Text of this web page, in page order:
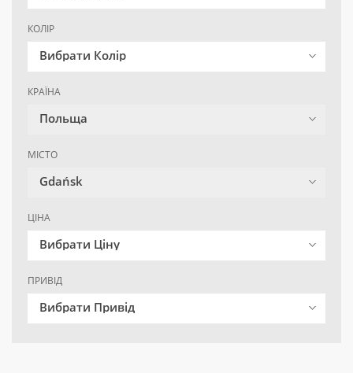
КОЛІР
Вибрати Колір
КРАЇНА
Польща
МІСТО
Gdańsk
ЦІНА
Вибрати Ціну
ПРИВІД
Вибрати Привід